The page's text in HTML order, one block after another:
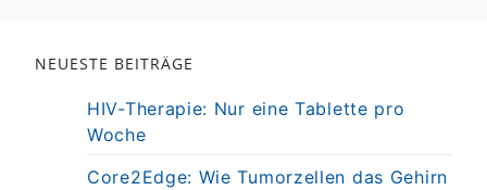
NEUESTE BEITRÄGE
HIV-Therapie: Nur eine Tablette pro
Woche
Core2Edge: Wie Tumorzellen das Gehirn